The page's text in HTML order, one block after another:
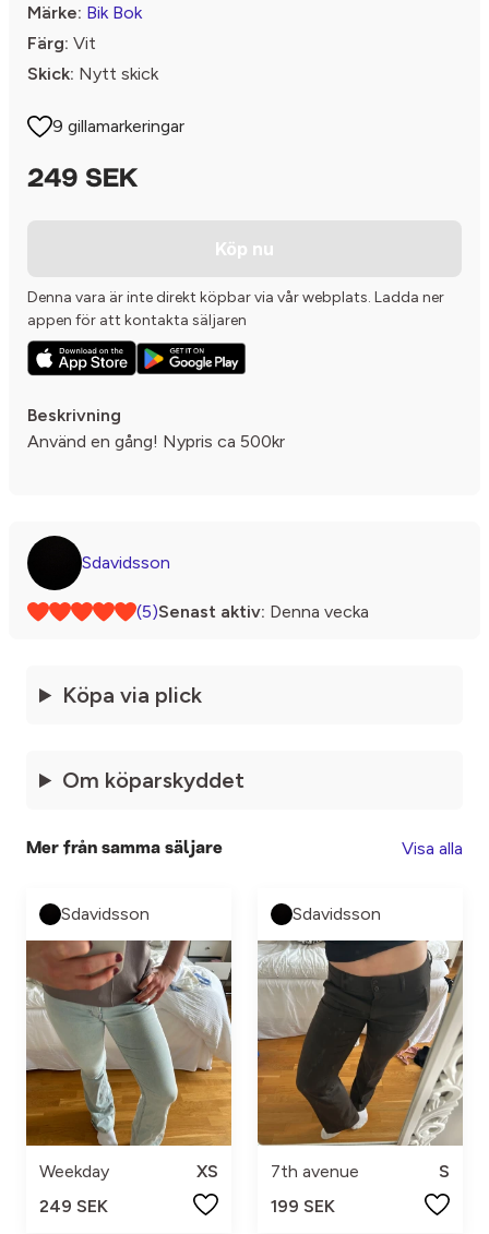
Märke: Bik Bok
Färg: Vit
Skick: Nytt skick
9 gillamarkeringar
249 SEK
Köp nu
Denna vara är inte direkt köpbar via vår webplats. Ladda ner
appen för att kontakta säljaren
Beskrivning
Använd en gång! Nypris ca 500kr
Sdavidsson
(5)Senast aktiv: Denna vecka
Köpa via plick
Om köparskyddet
Mer från samma säljare Visa alla
Sdavidsson
Weekday
XS
249 SEK
Sdavidsson
7th avenue
S
199 SEK